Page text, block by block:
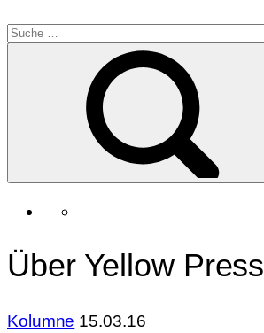
Über Yellow Press
Kolumne 15.03.16